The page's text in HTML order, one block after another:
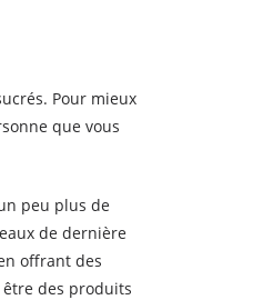
Pour mieux
que vous
peu plus de
de dernière
offrant des
des produits